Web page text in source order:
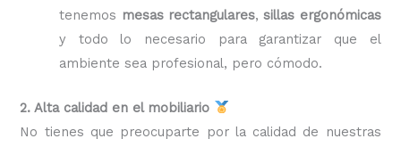
tenemos mesas rectangulares,sillas ergonómicas
y todo lo necesario para garantizar que el
ambiente sea profesional, pero cómodo.
2. Alta calidad en el mobiliario
No tienes que preocuparte por la calidad de nuestras